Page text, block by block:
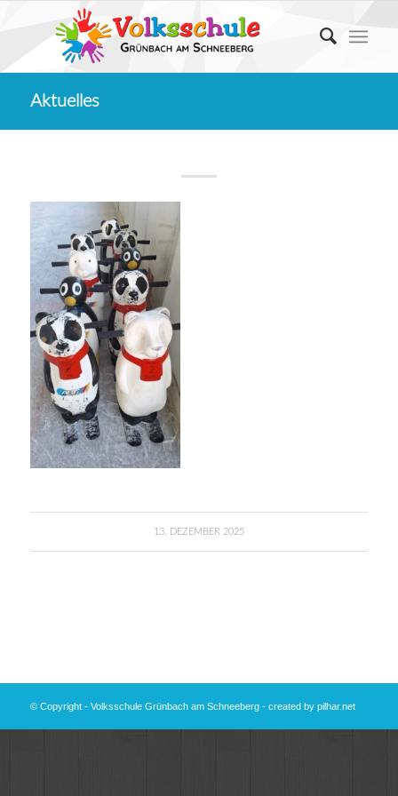
Aktuelles
13. DEZEMBER 2025
© Copyright - Volksschule Grünbach am Schneeberg - created by pilhar.net